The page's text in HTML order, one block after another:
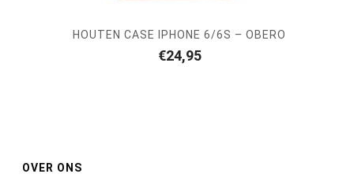
HOUTEN CASE IPHONE 6/6S – OBERO
€24,95
OVER ONS